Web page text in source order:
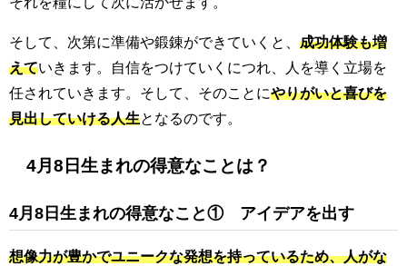
そして、次第に準備や鍛錬ができていくと、 成功体験も増
えていきます。自信をつけていくにつれ、人を導く立場を
任されていきます。そして、そのことにやりがいと喜びを
見出していける人生となるのです。
4月8日生まれの得意なことは？
4月8日生まれの得意なこと① アイデアを出す
想像力が豊かでユニークな発想を持っているため、人がな